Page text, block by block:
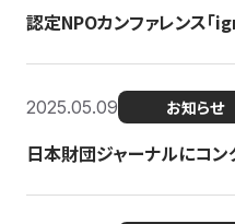
認定NPOカンファレンス
2025.05.09 お知らせ
日本財団ジャーナルにコ